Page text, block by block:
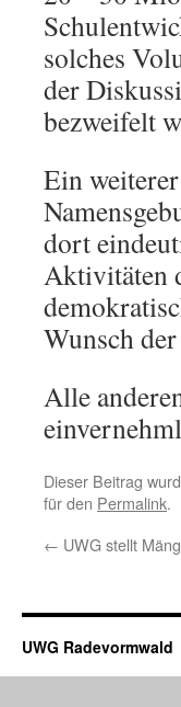
solches
der
bezweifelt
Ein
dort
Aktivitäten
Wunsch
Alle
Dieser Beitrag
für den Permalink.
← UWG stellt
UWG Radevormwald